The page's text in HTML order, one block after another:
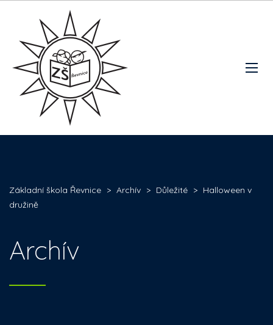
Základní škola Řevnice > Archív > Důležité > Halloween v
družině
Archív